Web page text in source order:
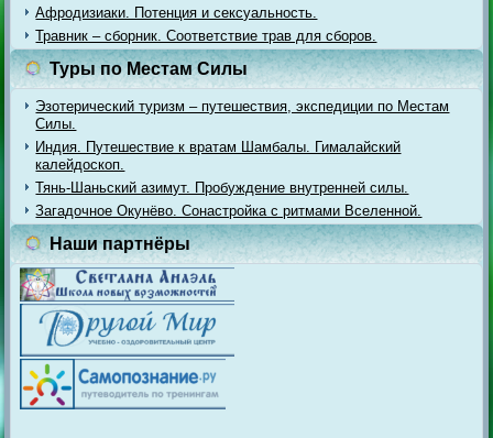
Афродизиаки. Потенция и сексуальность.
Травник – сборник. Соответствие трав для сборов.
Туры по Местам Силы
Эзотерический туризм – путешествия, экспедиции по Местам
Силы.
Индия. Путешествие к вратам Шамбалы. Гималайский
калейдоскоп.
Тянь-Шаньский азимут. Пробуждение внутренней силы.
Загадочное Окунёво. Сонастройка с ритмами Вселенной.
Наши партнёры